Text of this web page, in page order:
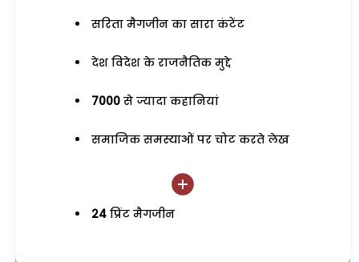
सरिता मैगजीन का सारा कंटेंट
देश विदेश के राजनैतिक मुद्दे
7000 से ज्यादा कहानियां
समाजिक समस्याओं पर चोट करते लेख
24 प्रिंट मैगजीन